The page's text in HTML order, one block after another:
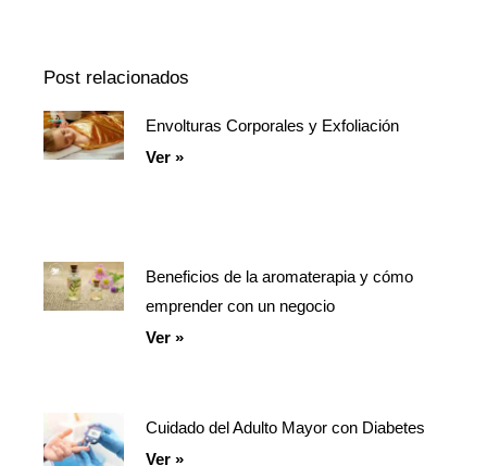
Pódcast
Post relacionados
Envolturas Corporales y Exfoliación
Ver »
Beneficios de la aromaterapia y cómo
emprender con un negocio
Ver »
Cuidado del Adulto Mayor con Diabetes
Ver »
PáginaPágina
Página